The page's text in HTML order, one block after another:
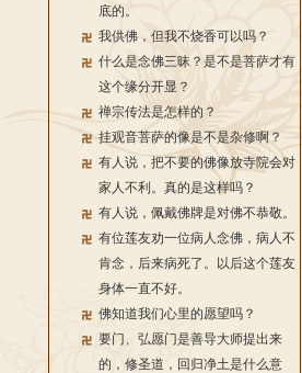
底的。
我供佛，但我不烧香可以吗？
什么是念佛三昧？是不是菩萨才有
这个缘分开显？
禅宗传法是怎样的？
挂观音菩萨的像是不是杂修啊？
有人说，把不要的佛像放寺院会对
家人不利。真的是这样吗？
有人说，佩戴佛牌是对佛不恭敬。
有位莲友劝一位病人念佛，病人不
肯念，后来病死了。以后这个莲友
身体一直不好。
佛知道我们心里的愿望吗？
要门、弘愿门是善导大师提出来
的，修圣道，回归净土是什么意